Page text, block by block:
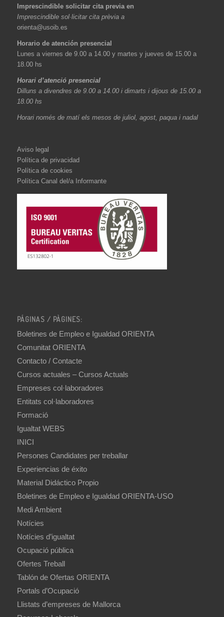
Imprescindible solicitar cita previa en
Imprescindible sol·licitar cita prèvia a
orienta@usoib.es
Horario de atención presencial
Lunes a viernes de 9.00 a 14.00 y martes y jueves de 15.00 a
18.00 hs
Horari d’atenció presencial
Dilluns a divendres de 9.00 a 14.00 i dimarts i dijous de 15.00 a
18.00 hs
Horari només de matí els mesos de juliol, agost, paqua i nadal
Aviso legal
Política de privacidad
Política de cookies
Política Canal del/a Informante
PÁGINAS / PÀGINES:
Boletines de Empleo e Igualdad ORIENTA
Comunitat ORIENTA
Contacto / Contacte
Cursos actuales – Cursos Actuals
Empreses col·laboradores
Entitats col·laboradores
Formació
Igualtat WEBS
INICI
Persones Candidates per treballar
Experiencias de éxito
Material Didáctico Propio
Boletines de Empleo e Igualdad ORIENTA-USO
Medi Ambient
Notícies
Notícies d’igualtat
Ocupació pública
Ofertes Treball
Tablón de Ofertas ORIENTA
Portals d’Ocupació
Llistats d’empreses de Mallorca